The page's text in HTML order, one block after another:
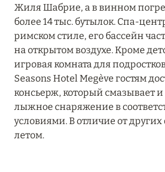
Hôtel Mont-Blanc Megeve
Hôtel Taj-I Mah
Hôtel Village La Mourra
Hôtel Village Montana
I.L.Y Hotels La Rosière
InterContinental Lyon – Hotel Dieu
Жиля Шабрие, а в винном
более 14 тыс. бутылок. Спа-
римском стиле, его бассейн
на открытом воздухе. Кроме
игровая комната для
Seasons Hotel Megève гостям
консьерж, который смазывает и
лыжное снаряжение в
условиями. В отличие от других
летом.